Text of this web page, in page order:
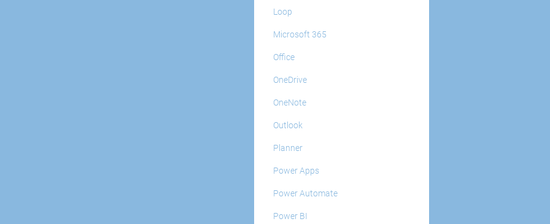
Loop
Microsoft 365
Office
OneDrive
OneNote
Outlook
Planner
Power Apps
Power Automate
Power BI